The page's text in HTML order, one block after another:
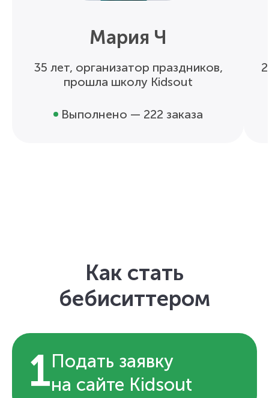
Мария Ч
35 лет, организатор праздников,
прошла школу Kidsout
Выполнено — 222 заказа
Как стать
бебиситтером
1Подать заявку
на сайте Kidsout